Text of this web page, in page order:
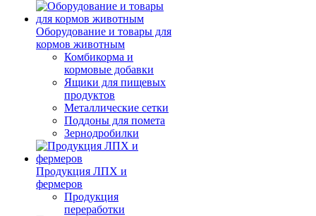
Оборудование и товары для
кормов животным
Комбикорма и
кормовые добавки
Ящики для пищевых
продуктов
Металлические сетки
Поддоны для помета
Зернодробилки
Продукция ЛПХ и
фермеров
Продукция
переработки